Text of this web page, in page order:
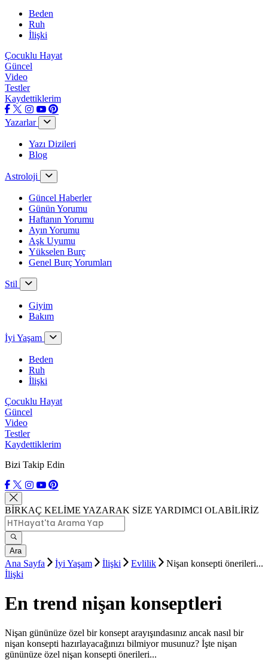
Beden
Ruh
İlişki
Çocuklu Hayat
Güncel
Video
Testler
Kaydettiklerim
Yazarlar
Yazı Dizileri
Blog
Astroloji
Güncel Haberler
Günün Yorumu
Haftanın Yorumu
Ayın Yorumu
Aşk Uyumu
Yükselen Burç
Genel Burç Yorumları
Stil
Giyim
Bakım
İyi Yaşam
Beden
Ruh
İlişki
Çocuklu Hayat
Güncel
Video
Testler
Kaydettiklerim
Bizi Takip Edin
BİRKAÇ KELİME YAZARAK SİZE YARDIMCI OLABİLİRİZ
Ara
Ana Sayfa İyi Yaşam İlişki Evlilik
Nişan konsepti önerileri...
İlişki
En trend nişan konseptleri
Nişan gününüze özel bir konsept arayışındasınız ancak nasıl bir
nişan konsepti hazırlayacağınızı bilmiyor musunuz? İşte nişan
gününüze özel nişan konsepti önerileri...